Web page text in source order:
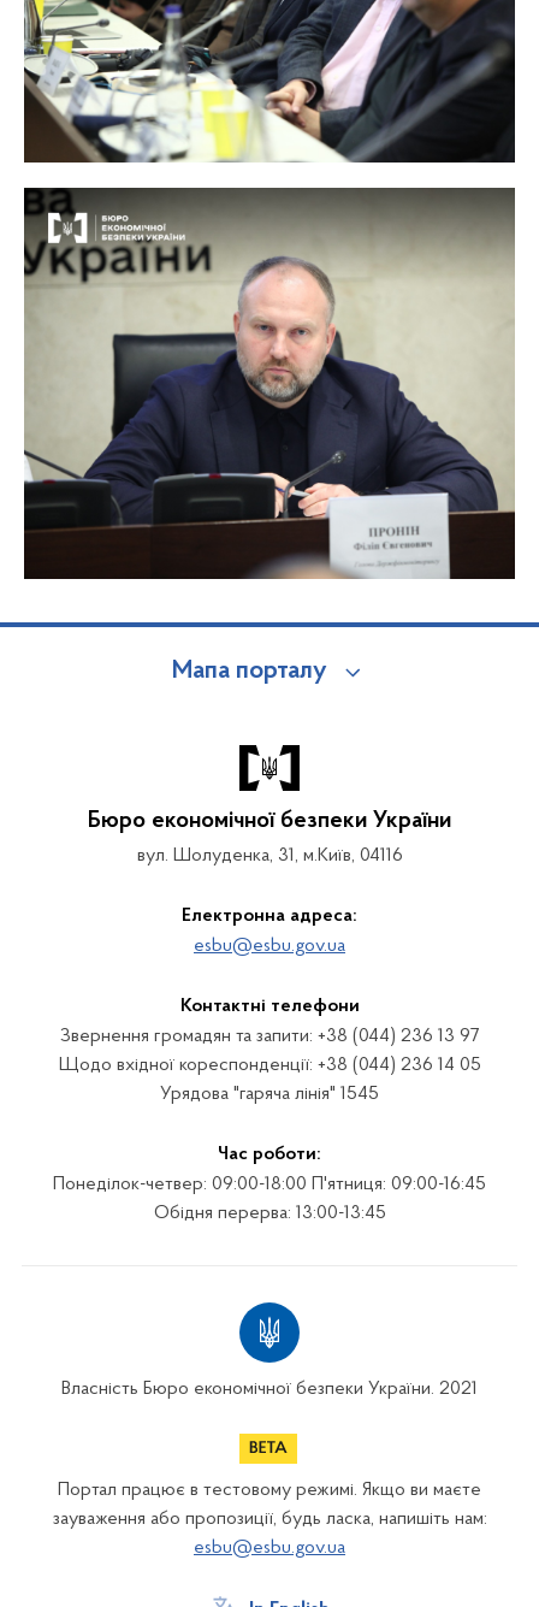
Мапа порталу
Бюро економічної безпеки України
вул. Шолуденка, 31, м.Київ, 04116
Електронна адреса:
esbu@esbu.gov.ua
Контактні телефони
Звернення громадян та запити: +38 (044) 236 13 97
Щодо вхідної кореспонденції: +38 (044) 236 14 05
Урядова "гаряча лінія" 1545
Час роботи:
Понеділок-четвер: 09:00-18:00 П'ятниця: 09:00-16:45
Обідня перерва: 13:00-13:45
Власність Бюро економічної безпеки України. 2021
Портал працює в тестовому режимі. Якщо ви маєте
зауваження або пропозиції, будь ласка, напишіть нам:
esbu@esbu.gov.ua